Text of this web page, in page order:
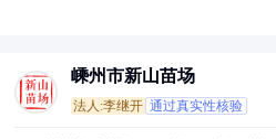
嵊州市新山苗场
法人:李继开 通过真实性核验